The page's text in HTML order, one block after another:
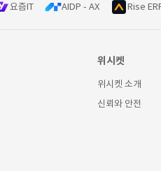
요즘IT AIDP - AX Rise
위시켓
위시켓 소개
신뢰와 안전